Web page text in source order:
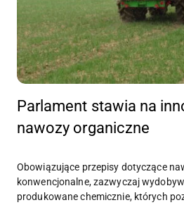
Parlament stawia na
nawozy organiczne
Obowiązujące przepisy dotyczące
konwencjonalne, zazwyczaj
produkowane chemicznie, których